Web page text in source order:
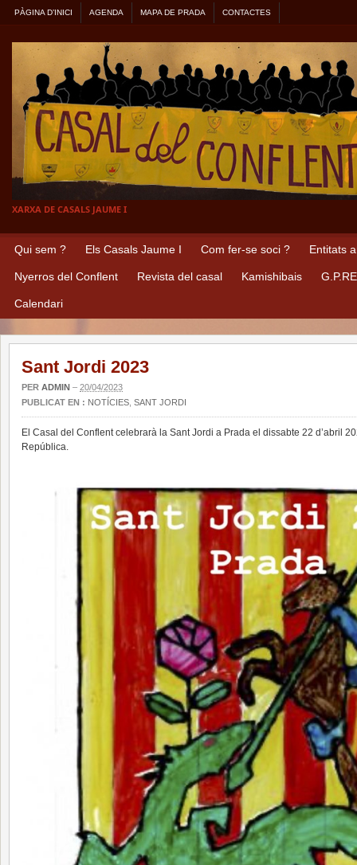
PÀGINA D’INICI AGENDA MAPA DE PRADA CONTACTES
XARXA DE CASALS JAUME I
Qui sem ? Els Casals Jaume I Com fer-se soci ? Entitats
Nyerros del Conflent Revista del casal Kamishibais
Calendari
Sant Jordi 2023
PER ADMIN – 20/04/2023
PUBLICAT EN : NOTÍCIES SANT JORDI
El Casal del Conflent celebrarà la Sant Jordi a Prada el dissabte 22 d’abril
República.